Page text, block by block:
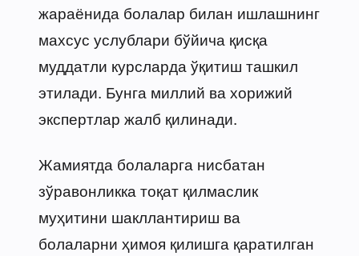
жараёнида болалар билан ишлашнинг
махсус услублари бўйича қисқа
муддатли курсларда ўқитиш ташкил
этилади. Бунга миллий ва хорижий
экспертлар жалб қилинади.
Жамиятда болаларга нисбатан
зўравонликка тоқат қилмаслик
муҳитини шакллантириш ва
болаларни ҳимоя қилишга қаратилган